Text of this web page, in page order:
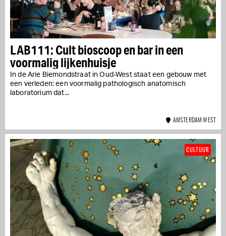
LAB111: Cult bioscoop en bar in een
voormalig lijkenhuisje
In de Arie Biemondstraat in Oud-West staat een gebouw met
een verleden: een voormalig pathologisch anatomisch
laboratorium dat...
AMSTERDAM WEST
CULTUUR